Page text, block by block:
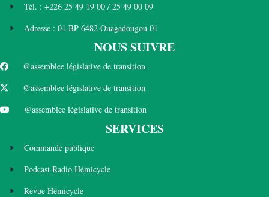
Tél. : +226 25 49 19 00 / 25 49 00 09
Adresse : 01 BP 6482 Ouagadougou 01
NOUS SUIVRE
@assemblee législative de transition
@assemblee législative de transition
@assemblee législative de transition
SERVICES
Commande publique
Podcast Radio Hémicycle
Revue Hémicycle